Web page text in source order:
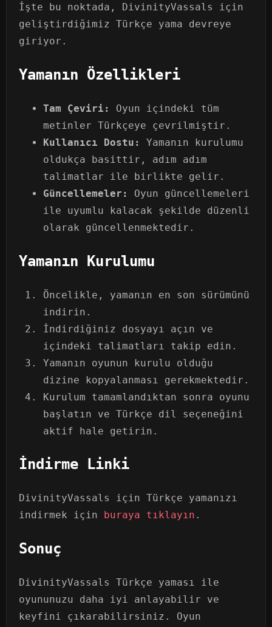
İşte bu noktada, DivinityVassals için
geliştirdiğimiz Türkçe yama devreye
giriyor.
Yamanın Özellikleri
Tam Çeviri:
Oyun içindeki tüm
metinler Türkçeye çevrilmiştir.
Kullanıcı Dostu:
Yamanın kurulumu
oldukça basittir, adım adım
talimatlar ile birlikte gelir.
Güncellemeler:
Oyun güncellemeleri
ile uyumlu kalacak şekilde düzenli
olarak güncellenmektedir.
Yamanın Kurulumu
Öncelikle, yamanın en son sürümünü
indirin.
İndirdiğiniz dosyayı açın ve
içindeki talimatları takip edin.
Yamanın oyunun kurulu olduğu
dizine kopyalanması gerekmektedir.
Kurulum tamamlandıktan sonra oyunu
başlatın ve Türkçe dil seçeneğini
aktif hale getirin.
İndirme Linki
DivinityVassals için Türkçe yamanızı
indirmek için
buraya tıklayın .
Sonuç
DivinityVassals Türkçe yaması ile
oyununuzu daha iyi anlayabilir ve
keyfini çıkarabilirsiniz. Oyun